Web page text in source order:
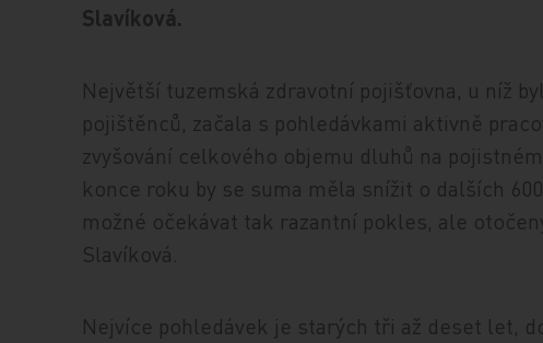
Slavíková.
Největší tuzemská zdravotní pojišťovna, u níž
pojištěnců, začala s pohledávkami aktivně
zvyšování celkového objemu dluhů na
konce roku by se suma měla snížit o dalších
možné očekávat tak razantní pokles, ale
Slavíková.
Nejvíce pohledávek je starých tři až deset let,